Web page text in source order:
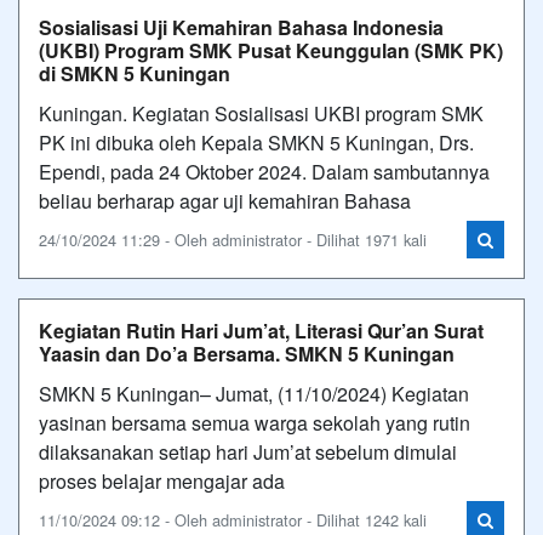
Sosialisasi Uji Kemahiran Bahasa Indonesia
(UKBI) Program SMK Pusat Keunggulan (SMK PK)
di SMKN 5 Kuningan
Kuningan. Kegiatan Sosialisasi UKBI program SMK
PK ini dibuka oleh Kepala SMKN 5 Kuningan, Drs.
Ependi, pada 24 Oktober 2024. Dalam sambutannya
beliau berharap agar uji kemahiran Bahasa
24/10/2024 11:29 - Oleh administrator - Dilihat 1971 kali
Kegiatan Rutin Hari Jum’at, Literasi Qur’an Surat
Yaasin dan Do’a Bersama. SMKN 5 Kuningan
SMKN 5 Kuningan– Jumat, (11/10/2024) Kegiatan
yasinan bersama semua warga sekolah yang rutin
dilaksanakan setiap hari Jum’at sebelum dimulai
proses belajar mengajar ada
11/10/2024 09:12 - Oleh administrator - Dilihat 1242 kali